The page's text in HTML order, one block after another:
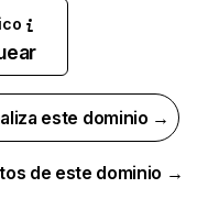
este dominio →
de este dominio →